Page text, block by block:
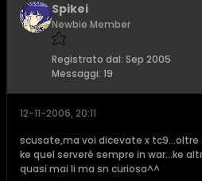
Spikei
Newbie Member
Registrato dal: Sep 2005
Messaggi: 19
12-11-2006, 20:11
scusate,ma voi dicevate x
ke quel serveré sempre in war...ke
quasi mai li ma sn curiosa^^